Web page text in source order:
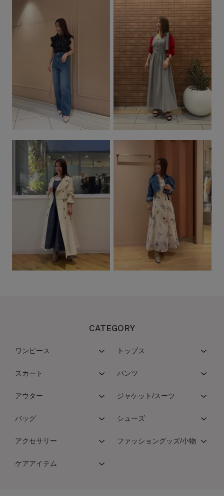
CATEGORY
ワンピース トップス
スカート パンツ
アウター ジャケット/スーツ
バッグ シューズ
アクセサリー ファッショングッズ/小物
ケアアイテム